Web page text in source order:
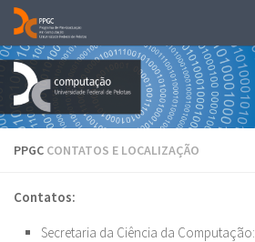
Skip to content
PPGC CONTATOS E LOCALIZAÇÃO
Contatos:
Secretaria da Ciência da Computação: